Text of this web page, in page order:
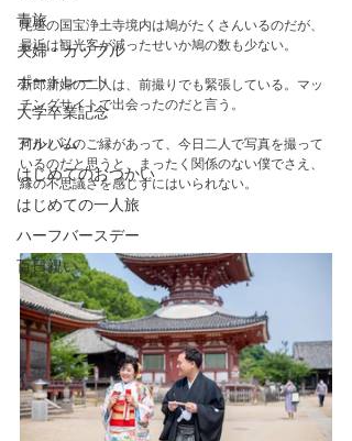
青旅
夫婦・カップル
ポートレート
大学卒業記念
アルバム
はじめてのおつかい
はじめての一人旅
ハーフバースデー
百日祝い
尾道の国宝浄土寺境内は鳩がたくさんいるのだが、
最近は観光客が減ったせいか鳩の数も少ない。
新郎新婦の二人は、前撮りでも緊張している。マッ
チングサイトで出会ったのだと言う。
何かしらのご縁があって、今日二人で写真を撮って
いるのだと思うと、まったく関係のない僕でさえ、
縁の不思議さを感じずにはいられない。